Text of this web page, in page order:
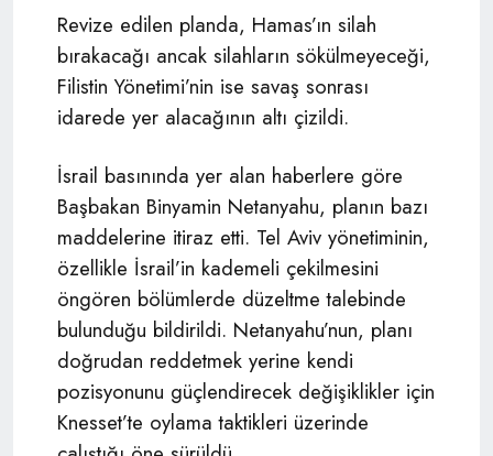
Revize edilen planda, Hamas’ın silah
bırakacağı ancak silahların sökülmeyeceği,
Filistin Yönetimi’nin ise savaş sonrası
idarede yer alacağının altı çizildi.
İsrail basınında yer alan haberlere göre
Başbakan Binyamin Netanyahu, planın bazı
maddelerine itiraz etti. Tel Aviv yönetiminin,
özellikle İsrail’in kademeli çekilmesini
öngören bölümlerde düzeltme talebinde
bulunduğu bildirildi. Netanyahu’nun, planı
doğrudan reddetmek yerine kendi
pozisyonunu güçlendirecek değişiklikler için
Knesset’te oylama taktikleri üzerinde